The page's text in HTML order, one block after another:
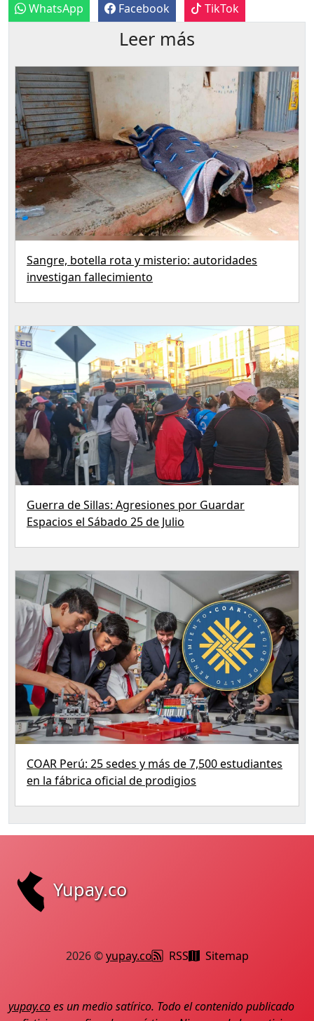
WhatsApp Facebook TikTok
Leer más
Sangre, botella rota y misterio: autoridades
investigan fallecimiento
Guerra de Sillas: Agresiones por Guardar
Espacios el Sábado 25 de Julio
COAR Perú: 25 sedes y más de 7,500 estudiantes
en la fábrica oficial de prodigios
Yupay.co
2026 ©yupay.co RSS Sitemap
yupay.coes un medio satírico. Todo el contenido publicado